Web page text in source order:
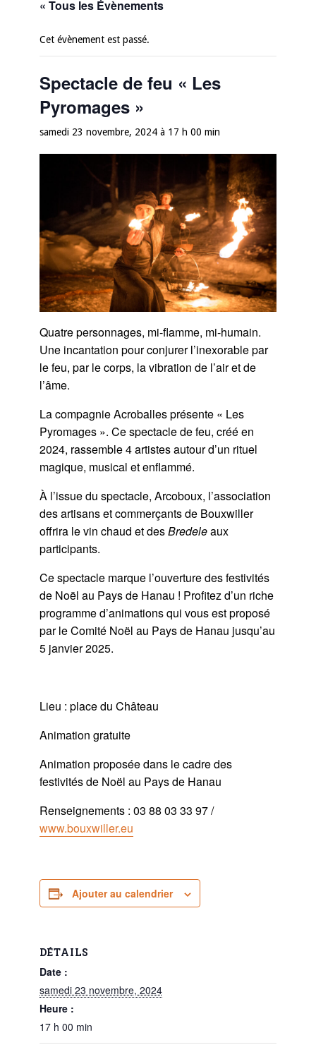
« Tous les Évènements
Cet évènement est passé.
Spectacle de feu « Les
Pyromages »
samedi 23 novembre, 2024 à 17 h 00 min
Quatre personnages, mi-flamme, mi-humain.
Une incantation pour conjurer l’inexorable par
le feu, par le corps, la vibration de l’air et de
l’âme.
La compagnie Acroballes présente « Les
Pyromages ». Ce spectacle de feu, créé en
2024, rassemble 4 artistes autour d’un rituel
magique, musical et enflammé.
À l’issue du spectacle, Arcoboux, l’association
des artisans et commerçants de Bouxwiller
offrira le vin chaud et desBredeleaux
participants.
Ce spectacle marque l’ouverture des festivités
de Noël au Pays de Hanau ! Profitez d’un riche
programme d’animations qui vous est proposé
par le Comité Noël au Pays de Hanau jusqu’au
5 janvier 2025.
Lieu : place du Château
Animation gratuite
Animation proposée dans le cadre des
festivités de Noël au Pays de Hanau
Renseignements : 03 88 03 33 97 /
www.bouxwiller.eu
Ajouter au calendrier
DÉTAILS
Date :
samedi 23 novembre, 2024
Heure :
17 h 00 min